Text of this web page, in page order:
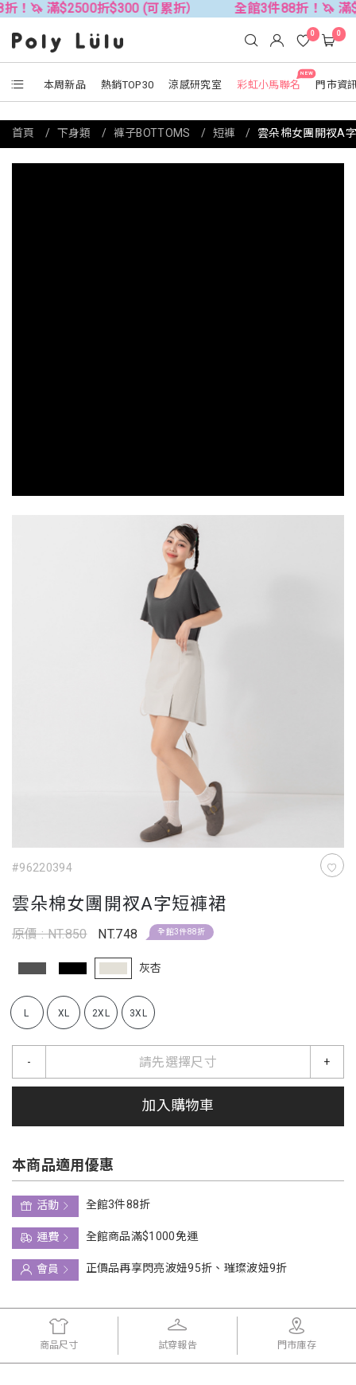
折$300 (可累折） 全館3件88折！🦄 滿$2500折
本周新品 熱銷TOP30 涼感研究室
NEW
彩虹小馬聯名 門市資
0 0
#96220394
雲朵棉女團開衩A字短褲裙
原價 : NT.850 NT.748 全館3件88折
灰杏
L XL 2XL 3XL
請先選擇尺寸
- +
加入購物車
本商品適用優惠
活動
全館3件88折
運費
全館商品滿$1000免運
會員
正價品再享閃亮波妞95折、璀璨波妞9折
商品尺寸 試穿報告 門市庫存
首頁 下身類 褲子BOTTOMS 短褲 雲朵棉女團開衩A